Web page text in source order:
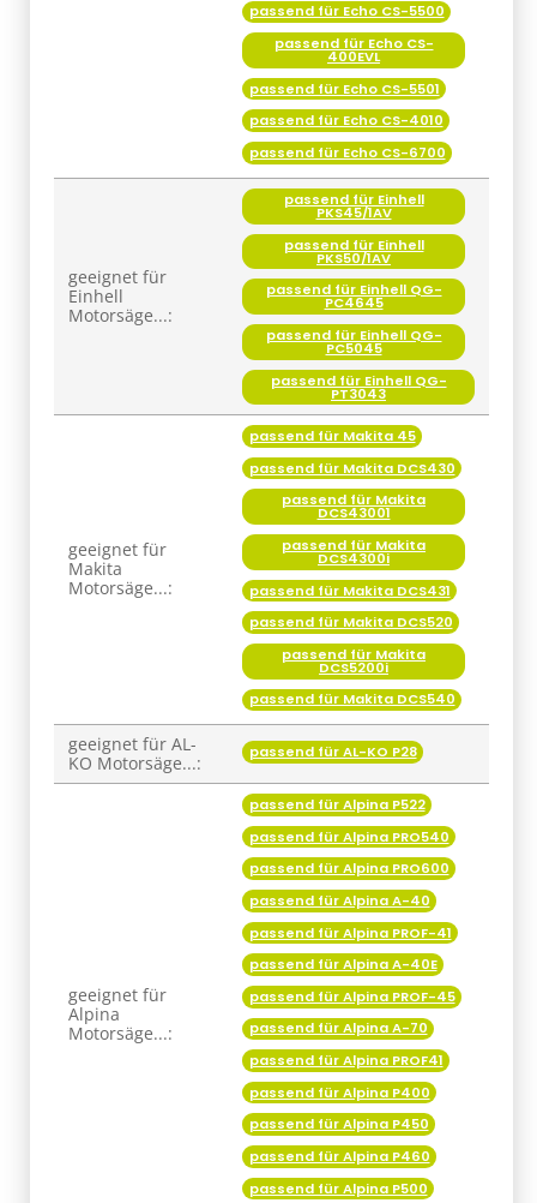
passend für Echo CS-5500
passend für Echo CS-
400EVL
passend für Echo CS-5501
passend für Echo CS-4010
passend für Echo CS-6700
geeignet für
Einhell
Motorsäge...:
passend für Einhell
PKS45/1AV
passend für Einhell
PKS50/1AV
passend für Einhell QG-
PC4645
passend für Einhell QG-
PC5045
passend für Einhell QG-
PT3043
geeignet für
Makita
Motorsäge...:
passend für Makita 45
passend für Makita DCS430
passend für Makita
DCS43001
passend für Makita
DCS4300i
passend für Makita DCS431
passend für Makita DCS520
passend für Makita
DCS5200i
passend für Makita DCS540
geeignet für AL-
KO Motorsäge...:
passend für AL-KO P28
geeignet für
Alpina
Motorsäge...:
passend für Alpina P522
passend für Alpina PRO540
passend für Alpina PRO600
passend für Alpina A-40
passend für Alpina PROF-41
passend für Alpina A-40E
passend für Alpina PROF-45
passend für Alpina A-70
passend für Alpina PROF41
passend für Alpina P400
passend für Alpina P450
passend für Alpina P460
passend für Alpina P500